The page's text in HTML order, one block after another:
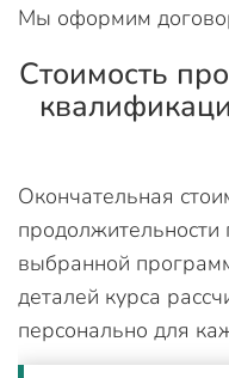
Мы оформим
Стоимость
Окончательная
продолжительности
выбранной
деталей курса
персонально для